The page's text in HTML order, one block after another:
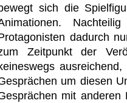
sich die
dadurch
Zeitpunkt der
um diesen
mit